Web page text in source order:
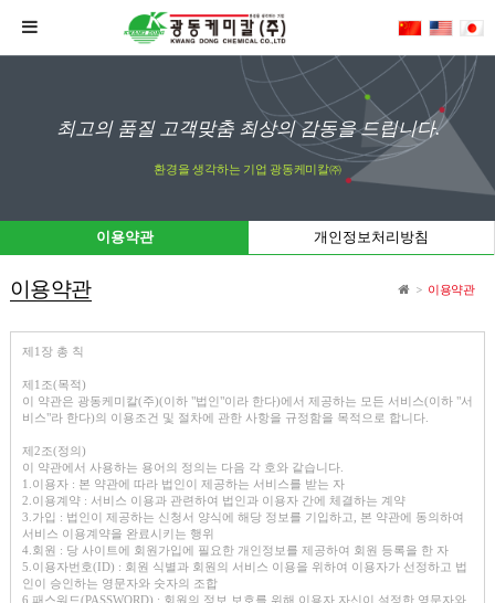
최고의 품질 고객맞춤 최상의 감동을 드립니다.
환경을 생각하는 기업 광동케미칼㈜
이용약관 개인정보처리방침
이용약관 > 이용약관